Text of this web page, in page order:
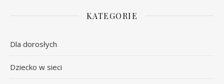
KATEGORIE
Dla dorosłych
Dziecko w sieci